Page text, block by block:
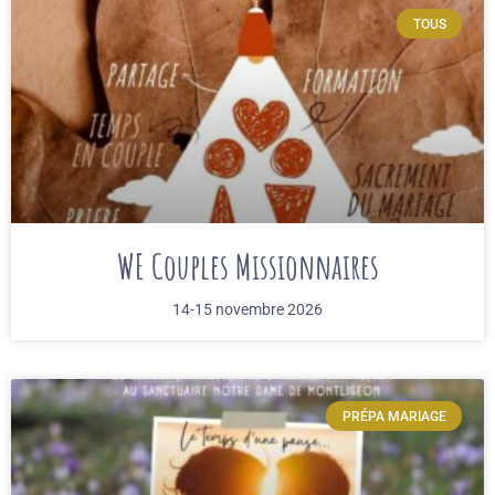
TOUS
WE Couples Missionnaires
14-15 novembre 2026
PRÉPA MARIAGE